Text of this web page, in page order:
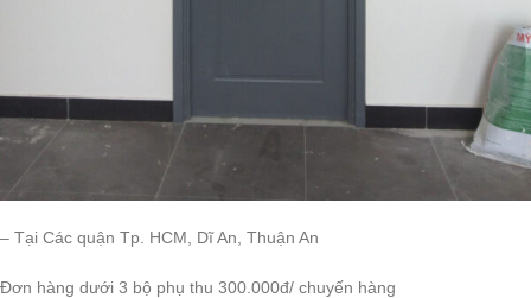
– Tại Các quận Tp. HCM, Dĩ An, Thuận An
Đơn hàng dưới 3 bộ phụ thu 300.000đ/ chuyến hàng